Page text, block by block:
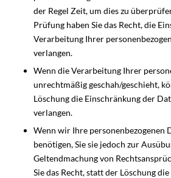
der Regel Zeit, um dies zu
Prüfung haben Sie das Recht, die
Verarbeitung Ihrer
verlangen.
Wenn die Verarbeitung Ihrer
unrechtmäßig geschah/geschieht,
Löschung die Einschränkung der
verlangen.
Wenn wir Ihre personenbezogenen
benötigen, Sie sie jedoch zur
Geltendmachung von
Sie das Recht, statt der Löschung